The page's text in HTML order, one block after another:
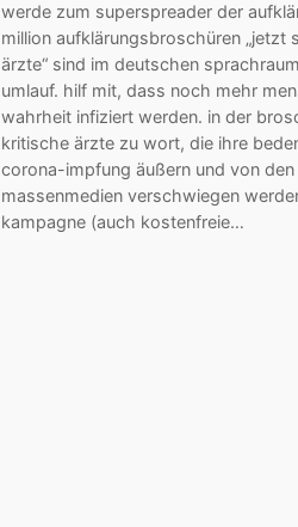
werde zum superspreader der
million aufklärungsbroschüren „jetzt
ärzte“ sind im deutschen
umlauf. hilf mit, dass noch mehr
wahrheit infiziert werden. in der
kritische ärzte zu wort, die ihre
corona-impfung äußern und von den
massenmedien verschwiegen
kampagne (auch kostenfreie…